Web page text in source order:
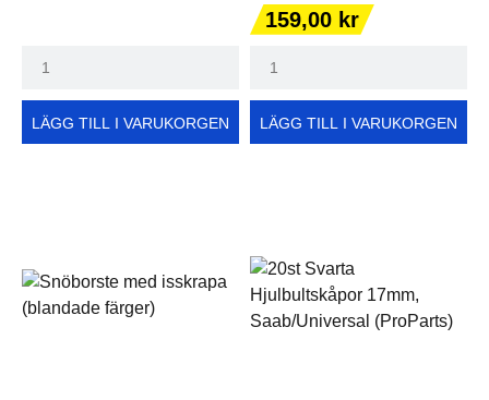
LÄGG TILL I VARUKORGEN
Pris
159,00 kr
LÄGG TILL I VARUKORGEN